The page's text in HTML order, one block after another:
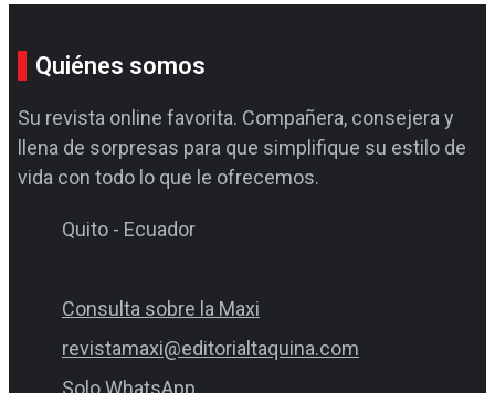
Quiénes somos
Su revista online favorita. Compañera, consejera y
llena de sorpresas para que simplifique su estilo de
vida con todo lo que le ofrecemos.
Quito - Ecuador
Consulta sobre la Maxi
revistamaxi@editorialtaquina.com
Solo WhatsApp